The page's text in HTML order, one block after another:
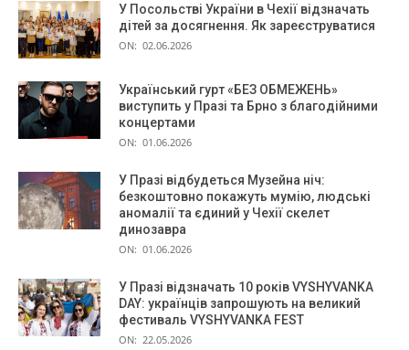
У Посольстві України в Чехії відзначать
дітей за досягнення. Як зареєструватися
ON: 02.06.2026
Український гурт «БЕЗ ОБМЕЖЕНЬ»
виступить у Празі та Брно з благодійними
концертами
ON: 01.06.2026
У Празі відбудеться Музейна ніч:
безкоштовно покажуть мумію, людські
аномалії та єдиний у Чехії скелет
динозавра
ON: 01.06.2026
У Празі відзначать 10 років VYSHYVANKA
DAY: українців запрошують на великий
фестиваль VYSHYVANKA FEST
ON: 22.05.2026